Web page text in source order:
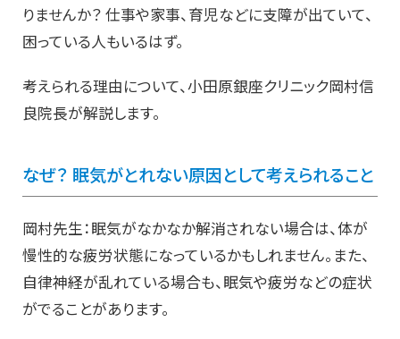
りませんか？ 仕事や家事、育児などに支障が出ていて、
困っている人もいるはず。
考えられる理由について、小田原銀座クリニック岡村信
良院長が解説します。
なぜ？ 眠気がとれない原因として考えられること
岡村先生：眠気がなかなか解消されない場合は、体が
慢性的な疲労状態になっているかもしれません。また、
自律神経が乱れている場合も、眠気や疲労などの症状
がでることがあります。